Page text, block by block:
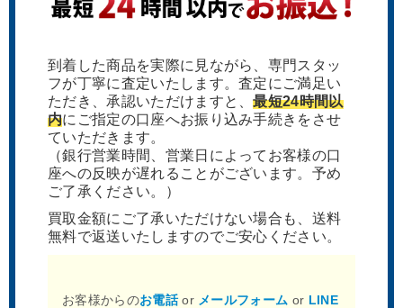
到着した商品を実際に見ながら、専門スタッ
フが丁寧に査定いたします。査定にご満足い
ただき、承認いただけますと、最短24時間以
内にご指定の口座へお振り込み手続きをさせ
ていただきます。
（銀行営業時間、営業日によってお客様の口
座への反映が遅れることがございます。予め
ご了承ください。）
買取金額にご了承いただけない場合も、送料
無料で返送いたしますのでご安心ください。
お客様からのお電話or メールフォーム or LINE